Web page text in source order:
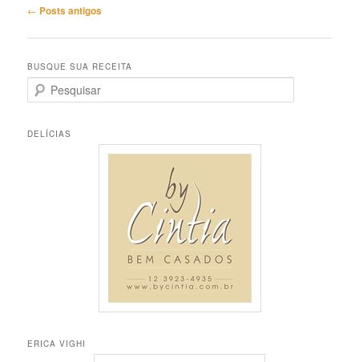
Navegação
posts
← Posts antigos
BUSQUE SUA RECEITA
e
q
DELÍCIAS
ERICA VIGHI